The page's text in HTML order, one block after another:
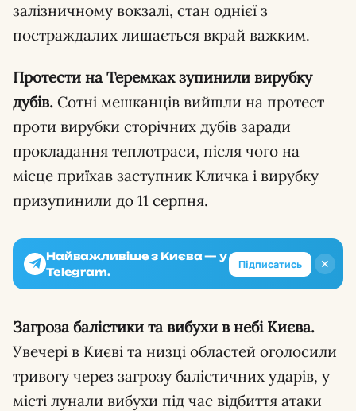
залізничному вокзалі, стан однієї з
постраждалих лишається вкрай важким.
Протести на Теремках зупинили вирубку
дубів. Сотні мешканців вийшли на протест
проти вирубки сторічних дубів заради
прокладання теплотраси, після чого на
місце приїхав заступник Кличка і вирубку
призупинили до 11 серпня.
✕
Найважливіше з Києва — у
Telegram.
Підписатись
Загроза балістики та вибухи в небі Києва.
Увечері в Києві та низці областей оголосили
тривогу через загрозу балістичних ударів, у
місті лунали вибухи під час відбиття атаки